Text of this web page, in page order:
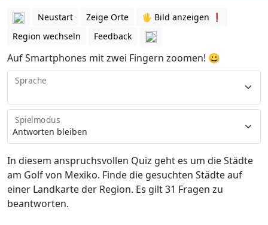
Neustart Zeige Orte
🖐️ Bild anzeigen ❗️
Region wechseln
Feedback
Auf Smartphones mit zwei Fingern zoomen! 😀
Sprache
Spielmodus
In diesem anspruchsvollen Quiz geht es um die Städte
am Golf von Mexiko. Finde die gesuchten Städte auf
einer Landkarte der Region. Es gilt 31 Fragen zu
beantworten.